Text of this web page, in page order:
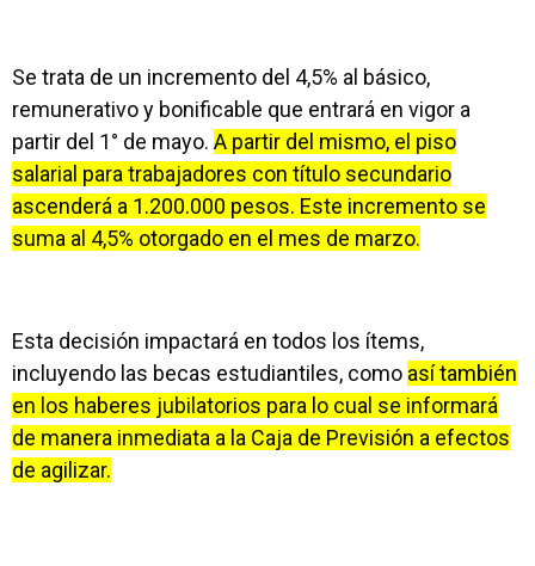
Se trata de un incremento del 4,5% al básico,
remunerativo y bonificable que entrará en vigor a
partir del 1° de mayo. A partir del mismo, el piso
salarial para trabajadores con título secundario
ascenderá a 1.200.000 pesos. Este incremento se
suma al 4,5% otorgado en el mes de marzo.
Esta decisión impactará en todos los ítems,
incluyendo las becas estudiantiles, como así también
en los haberes jubilatorios para lo cual se informará
de manera inmediata a la Caja de Previsión a efectos
de agilizar.